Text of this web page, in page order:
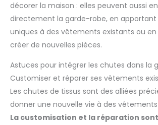
décorer la maison : elles peuvent aussi
directement la garde-robe, en apportant
uniques à des vêtements existants ou
créer de nouvelles pièces.
Astuces pour intégrer les chutes dans la
Customiser et réparer ses vêtements
Les chutes de tissus sont des alliées
donner une nouvelle vie à des
La customisation et la réparation